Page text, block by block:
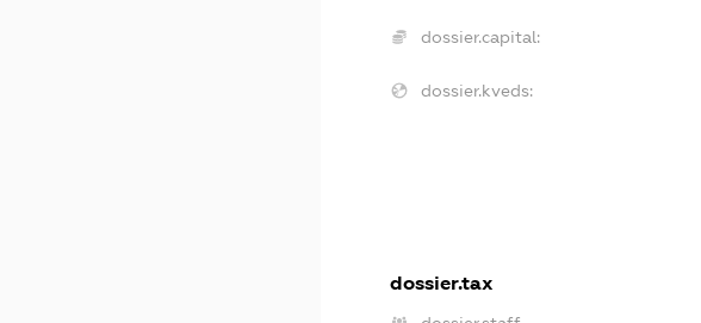
dossier.capital:
dossier.kveds:
dossier.tax